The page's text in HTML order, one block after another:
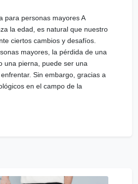
para personas mayores A
la edad, es natural que nuestro
ciertos cambios y desafíos.
mayores, la pérdida de una
una pierna, puede ser una
Sin embargo, gracias a
en el campo de la